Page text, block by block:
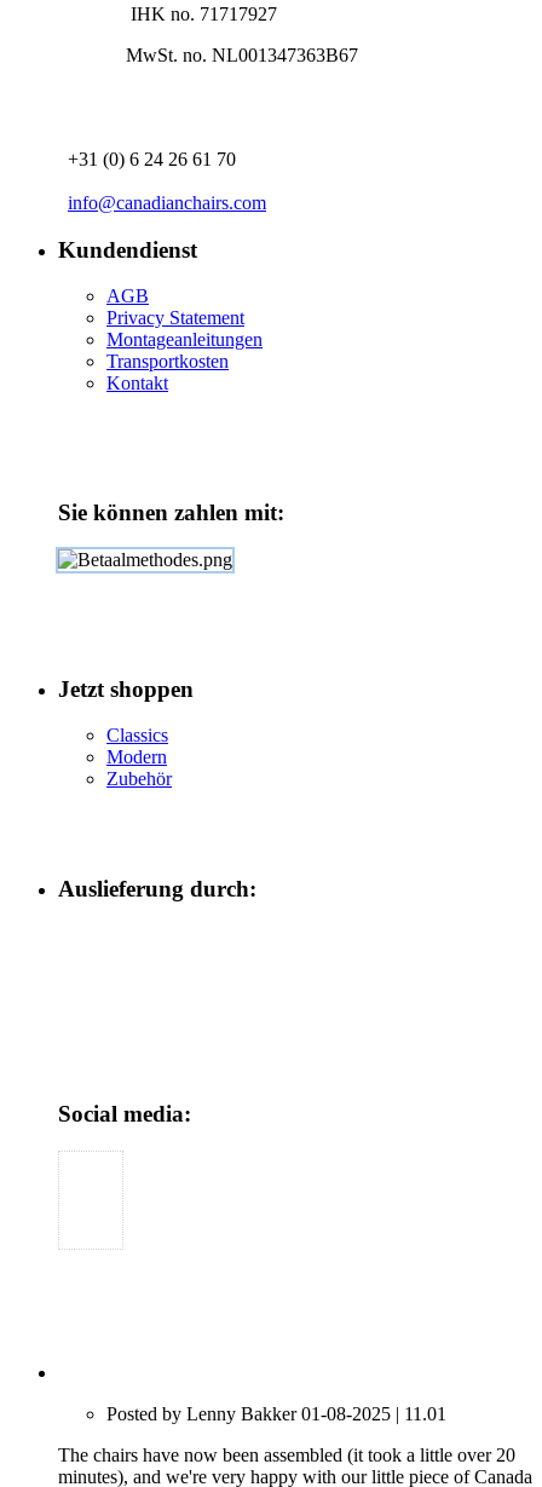
IHK no. 71717927
MwSt. no. NL001347363B67
+31 (0) 6 24 26 61 70
info@canadianchairs.com
Kundendienst
AGB
Privacy Statement
Montageanleitungen​
Transportkosten
Kontakt
Sie können zahlen mit:
Jetzt shoppen
Classics
Modern
Zubehör
Auslieferung durch:
Social media:
Posted by Lenny Bakker 01-08-2025 | 11.01
The chairs have now been assembled (it took a little over 20
minutes), and we're very happy with our little piece of Canada